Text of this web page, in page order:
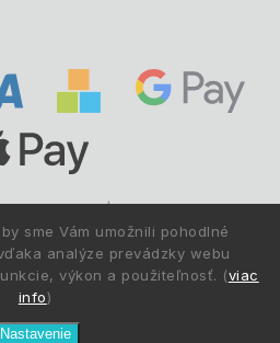
sme Vám umožnili pohodlné
analýze prevádzky webu
výkon a použiteľnosť. (viac
info)
Nastavenie
Deltastav.sk|
.
vyhradené.